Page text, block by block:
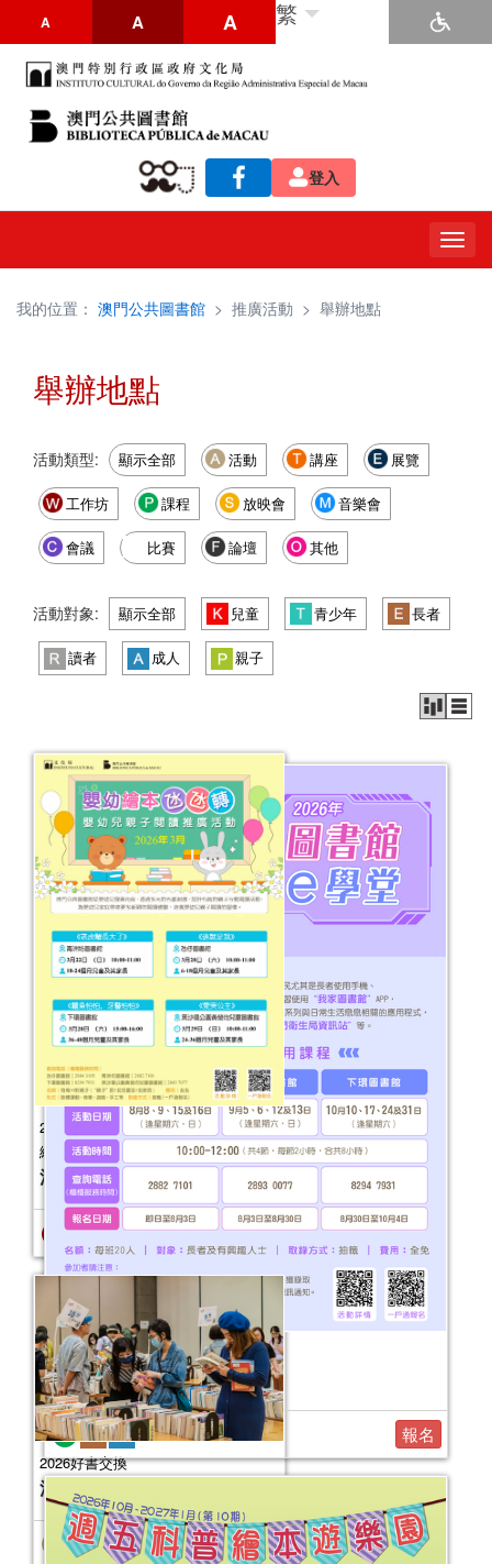
A A A 繁
登入
我的位置： 澳門公共圖書館 > 推廣活動 > 舉辦地點
舉辦地點
活動類型: 顯示全部 活動 講座 展覽
工作坊 課程 放映會 音樂會
會議 比賽 論壇 其他
活動對象: 顯示全部 兒童 青少年 長者
讀者 成人 親子
2026年“圖書館e學堂”
活動日期：2026年08月08日
報名
2026年嬰幼兒親子閱讀推廣活動-嬰幼
繪本氹氹轉（3月）
活動日期： 2026年03月22日
報名結束
2026好書交換
活動日期：